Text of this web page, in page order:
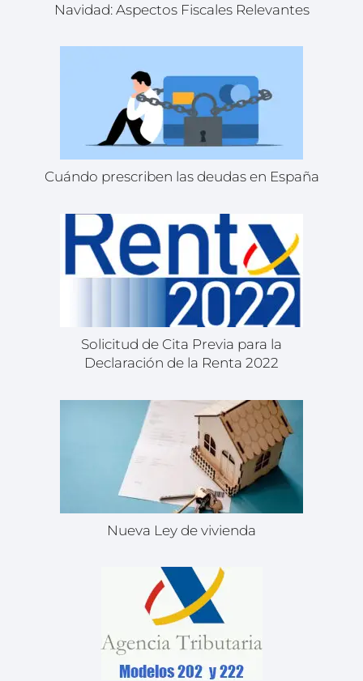
Navidad: Aspectos Fiscales Relevantes
Cuándo prescriben las deudas en España
Solicitud de Cita Previa para la
Declaración de la Renta 2022
Nueva Ley de vivienda